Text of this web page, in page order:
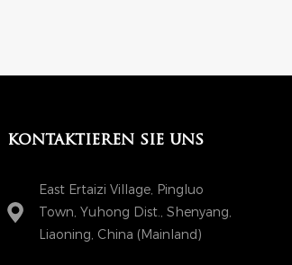
kontaktieren sie uns
East Ertaizi Village, Pingluo
Town, Yuhong Dist., Shenyang,
Liaoning, China (Mainland)